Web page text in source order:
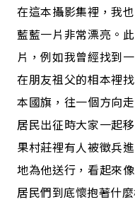
在這本攝影集裡，我
藍藍一片非常漂亮。
片，例如我曾經找到
在朋友祖父的相本裡
本國旗，往一個方向
居民出征時大家一起
果村莊裡有人被徵兵
地為他送行，看起來
居民們到底懷抱著什